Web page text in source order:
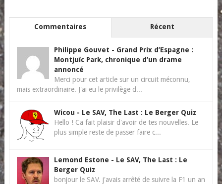
Commentaires Récent
Philippe Gouvet - Grand Prix d’Espagne :
Montjuïc Park, chronique d’un drame
annoncé
Merci pour cet article sur un circuit méconnu,
mais extraordinaire. J'ai eu le privilège d...
Wicou - Le SAV, The Last : Le Berger Quiz
Hello ! Ca fait plaisir d'avoir de tes nouvelles. Le
plus simple reste de passer faire c...
Lemond Estone - Le SAV, The Last : Le
Berger Quiz
bonjour le SAV. j'avais arrêté de suivre la F1 un an